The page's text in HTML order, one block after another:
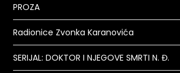
PROZA
Radionice Zvonka Karanovića
SERIJAL: DOKTOR I NJEGOVE SMRTI N. Đ.